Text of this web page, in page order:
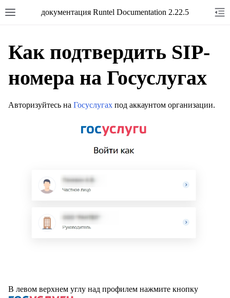
документация Runtel Documentation 2.22.5
Как подтвердить SIP-
номера на Госуслугах
Авторизуйтесь на Госуслугах под аккаунтом организации.
В левом верхнем углу над профилем нажмите кнопку